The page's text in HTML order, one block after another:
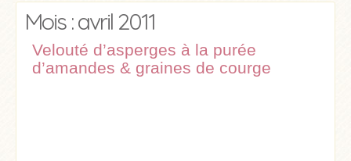
Mois : avril 2011
Velouté d’asperges à la purée
d’amandes & graines de courge